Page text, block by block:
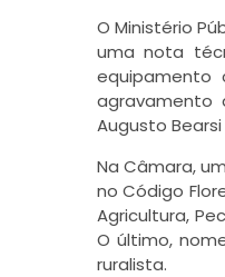
O Ministério
uma nota
agravamento
Augusto Bearsi
Na Câmara,
no Código
Agricultura,
O último,
ruralista.